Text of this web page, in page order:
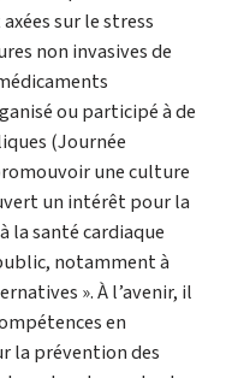
sur le stress
non invasives de
ou participé à de
(Journée
une culture
un intérêt pour la
la santé cardiaque
notamment à
». À l’avenir, il
en
la prévention des